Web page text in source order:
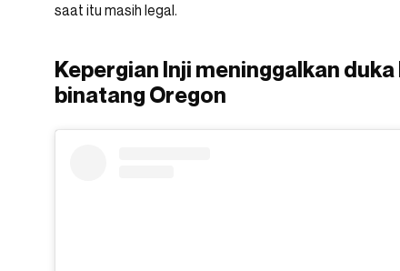
saat itu masih legal.
Kepergian Inji meninggalkan
binatang Oregon